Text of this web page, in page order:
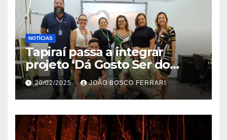
NOTÍCIAS
Tapiraí passa a integrar
projeto ‘Dá Gosto Ser do
Ribeira’ | ASN São Paulo
20/02/2025 JOÃO BOSCO FERRARI